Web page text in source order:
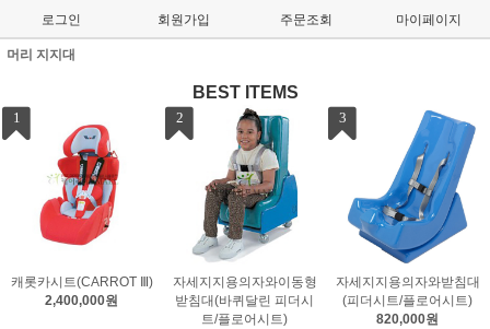
로그인 회원가입 주문조회 마이페이지
머리 지지대
BEST ITEMS
1
캐롯카시트(CARROT Ⅲ)
2,400,000원
2
자세지지용의자와이동형
받침대(바퀴달린 피더시
트/플로어시트)
3
자세지지용의자와받침대
(피더시트/플로어시트)
820,000원